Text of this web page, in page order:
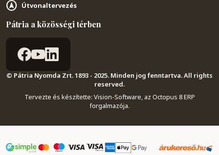
Útvonaltervezés
Pátria a közösségi térben
© Pátria Nyomda Zrt. 1893 - 2025. Minden jog fenntartva. All rights
reserved.
Tervezte és készítette: Vision-Software, az Octopus 8 ERP
forgalmazója.